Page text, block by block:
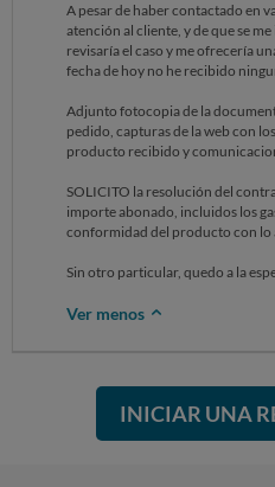
A pesar de haber contactado en
atención al cliente, y de que se
revisaría el caso y me ofrecería
fecha de hoy no he recibido
Adjunto fotocopia de la
pedido, capturas de la web con
producto recibido y
SOLICITO la resolución del
importe abonado, incluidos los
conformidad del producto con lo
Sin otro particular, quedo a la
Ver menos
INICIAR UNA